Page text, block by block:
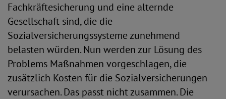
Fachkräftesicherung und eine alternde
Gesellschaft sind, die die
Sozialversicherungssysteme zunehmend
belasten würden. Nun werden zur Lösung des
Problems Maßnahmen vorgeschlagen, die
zusätzlich Kosten für die Sozialversicherungen
verursachen. Das passt nicht zusammen. Die